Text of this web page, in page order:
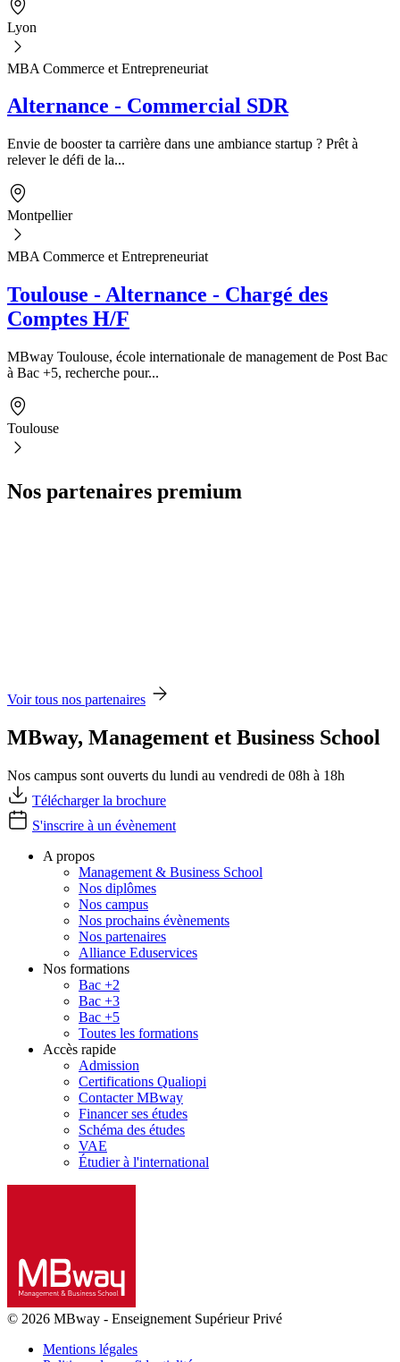
Lyon
MBA Commerce et Entrepreneuriat
Alternance - Commercial SDR
Envie de booster ta carrière dans une ambiance startup ? Prêt à
relever le défi de la...
Montpellier
MBA Commerce et Entrepreneuriat
Toulouse - Alternance - Chargé des
Comptes H/F
MBway Toulouse, école internationale de management de Post Bac
à Bac +5, recherche pour...
Toulouse
Nos partenaires premium
Voir tous nos partenaires
MBway, Management et Business School
Nos campus sont ouverts du lundi au vendredi de 08h à 18h
Télécharger la brochure
S'inscrire à un évènement
A propos
Management & Business School
Nos diplômes
Nos campus
Nos prochains évènements
Nos partenaires
Alliance Eduservices
Nos formations
Bac +2
Bac +3
Bac +5
Toutes les formations
Accès rapide
Admission
Certifications Qualiopi
Contacter MBway
Financer ses études
Schéma des études
VAE
Étudier à l'international
© 2026 MBway - Enseignement Supérieur Privé
Mentions légales